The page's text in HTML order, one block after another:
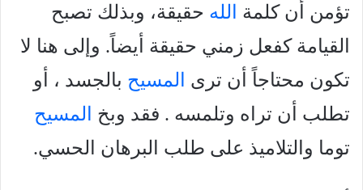
تؤمن أن كلمة
الله حقيقة، وبذلك تصبح
القيامة كفعل زمني حقيقة أيضاً. وإلى هنا لا
تكون محتاجاً أن ترى
المسيح بالجسد ، أو
تطلب أن تراه وتلمسه . فقد وبخ
المسيح
توما والتلاميذ على طلب البرهان الحسي.